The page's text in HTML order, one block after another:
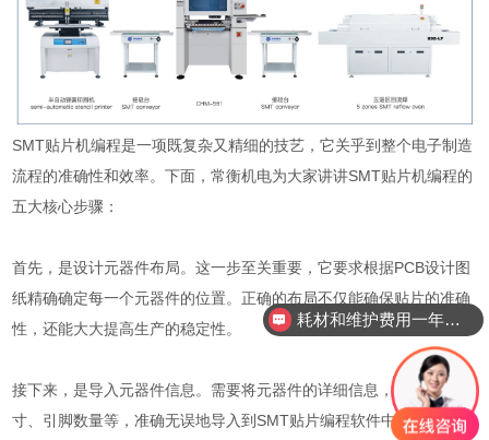
SMT贴片机编程是一项既复杂又精细的技艺，它关乎到整个电子制造
流程的准确性和效率。下面，常衡机电为大家讲讲SMT贴片机编程的
五大核心步骤：
首先，是设计元器件布局。这一步至关重要，它要求根据PCB设计图
纸精确确定每一个元器件的位置。正确的布局不仅能确保贴片的准确
性，还能大大提高生产的稳定性。
接下来，是导入元器件信息。需要将元器件的详细信息，如型号、尺
寸、引脚数量等，准确无误地导入到SMT贴片编程软件中。这样，软
耗材和维护费用一年需要多少？